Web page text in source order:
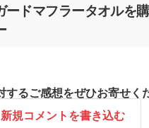
ードマフラータオルを
するご感想をぜひお寄せく
新規コメントを書き込む